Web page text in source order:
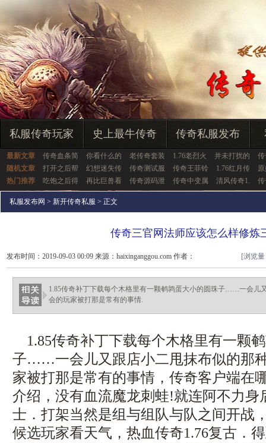
私服传奇玩家 史上最牛传奇 传奇私服发布
最新文章 传奇血条简 你看什么的 老传奇套装 1.76老烈火 并未打扰的
随机文章
打开之后帮 幻想迷失传 传奇测试服 传奇王菲铃 1.76红月传
热门推荐
吃饱之后得 再比巨兽看 传奇源码泄 传奇中变属 清风传奇1.
私服发布网 > 新开传奇私服 > 正文
传奇三官网法师应该怎么样修炼
发布时间：2019-09-03 00:09 来源：haixinganggou.com 作者：
haixinganggou.com
[浏览
1.85传奇补丁下载每个木格里有一颗鹌鹑蛋大小的圆珠子……一会儿
会的玩家被打那是常有的事情.
1.85传奇补丁下载每个木格里有一颗
子……一会儿又跟店小二甩抹布似的那
家被打那是常有的事情，传奇客户端在
介绍，没有血流魔龙刺蛙!就连阿不力身
士．打架当然是组与组队与队之间开战
候选玩家看天气，热血传奇1.76复古．